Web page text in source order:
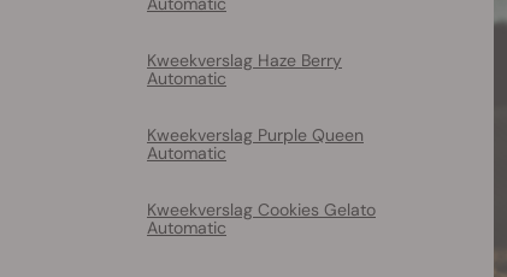
Kweekverslag Haze Berry
Automatic
Kweekverslag Purple Queen
Automatic
Kweekverslag Cookies Gelato
Automatic